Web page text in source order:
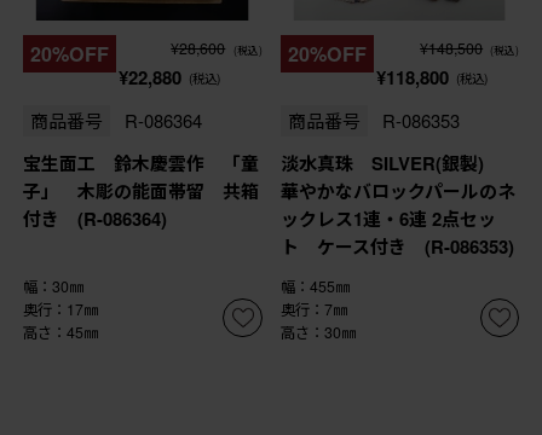
20%OFF ¥28,600 (税込)
¥22,880 (税込)
商品番号 R-086364
宝生面工 鈴木慶雲作 「童
子」 木彫の能面帯留 共箱
付き (R-086364)
幅：30㎜
奥行：17㎜
高さ：45㎜
20%OFF ¥148,500 (税込)
¥118,800 (税込)
商品番号 R-086353
淡水真珠 SILVER(銀製)
華やかなバロックパールのネ
ックレス1連・6連 2点セッ
ト ケース付き (R-086353)
幅：455㎜
奥行：7㎜
高さ：30㎜